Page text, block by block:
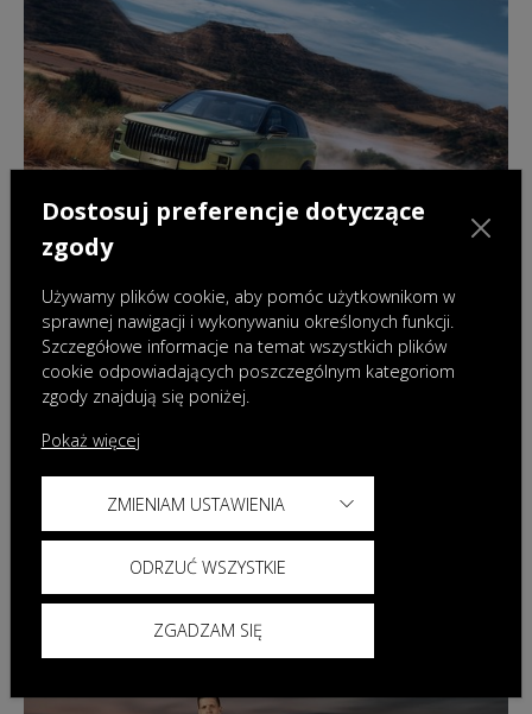
10.04.2025|Wydarzenia
roku – imponujące wyniki sprzedaży w
Polsce w pierwszym kwartale 2025
Dostosuj preferencje dotyczące
zgody
Używamy plików cookie, aby pomóc użytkownikom w
sprawnej nawigacji i wykonywaniu określonych funkcji.
Szczegółowe informacje na temat wszystkich plików
cookie odpowiadających poszczególnym kategoriom
zgody znajdują się poniżej.
Pokaż więcej
ZMIENIAM USTAWIENIA
ODRZUĆ WSZYSTKIE
ZGADZAM SIĘ